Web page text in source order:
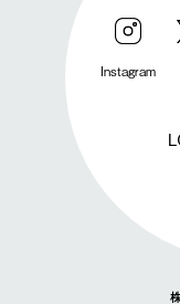
Instagram